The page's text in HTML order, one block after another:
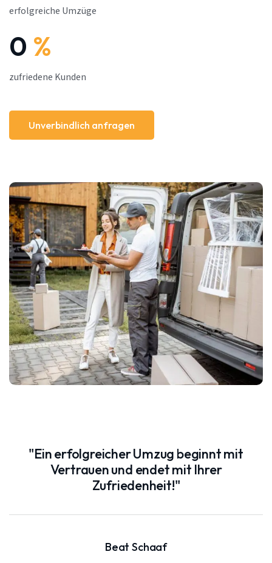
"Ein erfolgreicher Umzug beginnt mit
Vertrauen und endet mit Ihrer
Zufriedenheit!"
Beat Schaaf
erfolgreiche Umzüge
0 %
zufriedene Kunden
Unverbindlich anfragen